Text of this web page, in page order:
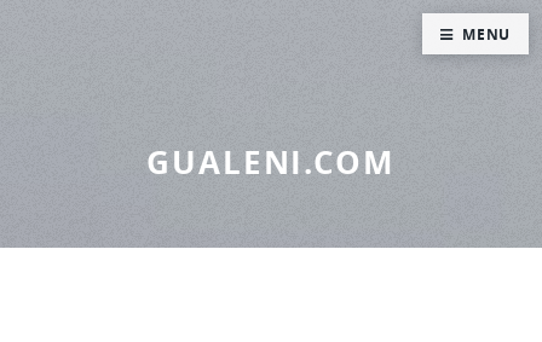
GUALENI.COM
MENU